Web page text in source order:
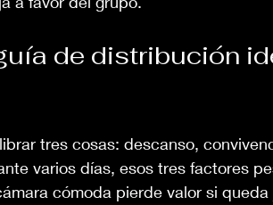
de distribución
tres cosas: descanso,
varios días, esos tres factores
cómoda pierde valor si queda